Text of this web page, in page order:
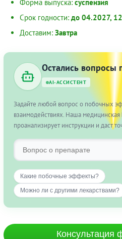
Форма выпуска: суспензия
Срок годности: до 04.2027,
Доставим: Завтра
Остались вопросы
AI-АССИСТЕНТ
Задайте любой вопрос о побочных
взаимодействиях. Наша
проанализирует инструкции и даст
Какие побочные эффекты?
Можно ли с другими лекарствами?
Консультация